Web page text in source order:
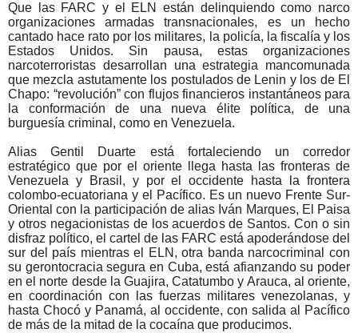
Que las FARC y el ELN están delinquiendo como narco
organizaciones armadas transnacionales, es un hecho
cantado hace rato por los militares, la policía, la fiscalía y los
Estados Unidos. Sin pausa, estas organizaciones
narcoterroristas desarrollan una estrategia mancomunada
que mezcla astutamente los postulados de Lenin y los de El
Chapo: “revolución” con flujos financieros instantáneos para
la conformación de una nueva élite política, de una
burguesía criminal, como en Venezuela.
Alias Gentil Duarte está fortaleciendo un corredor
estratégico que por el oriente llega hasta las fronteras de
Venezuela y Brasil, y por el occidente hasta la frontera
colombo-ecuatoriana y el Pacífico. Es un nuevo Frente Sur-
Oriental con la participación de alias Iván Marques, El Paisa
y otros negacionistas de los acuerdos de Santos. Con o sin
disfraz político, el cartel de las FARC está apoderándose del
sur del país mientras el ELN, otra banda narcocriminal con
su gerontocracia segura en Cuba, está afianzando su poder
en el norte desde la Guajira, Catatumbo y Arauca, al oriente,
en coordinación con las fuerzas militares venezolanas, y
hasta Chocó y Panamá, al occidente, con salida al Pacífico
de más de la mitad de la cocaína que producimos.